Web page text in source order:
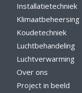
Installatietechniek
Klimaatbeheersing
Koudetechniek
Luchtbehandeling
Luchtverwarming
Over ons
Project in beeld